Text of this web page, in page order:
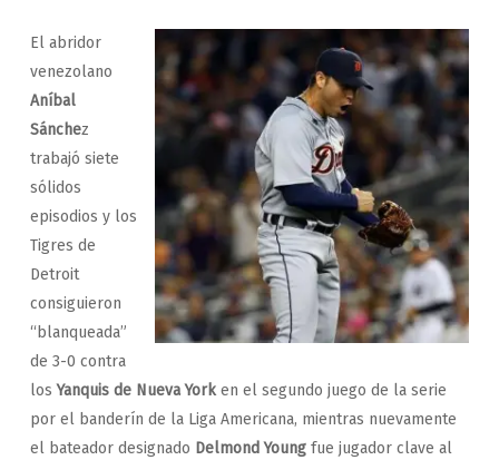
El abridor
venezolano
Aníbal
Sánchez
trabajó siete
sólidos
episodios y los
Tigres de
Detroit
consiguieron
“blanqueada”
de 3-0 contra
losYanquis de Nueva Yorken el segundo juego de la serie
por el banderín de la Liga Americana, mientras nuevamente
el bateador designado Delmond Youngfue jugador clave al